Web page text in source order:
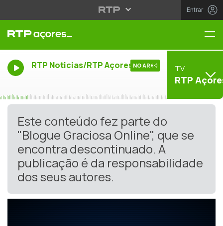
Entrar
RTP Noticias/RTP Açores NO AR TV
RTP
Este conteúdo fez parte do
"Blogue Graciosa Online", que se
encontra descontinuado. A
publicação é da responsabilidade
dos seus autores.